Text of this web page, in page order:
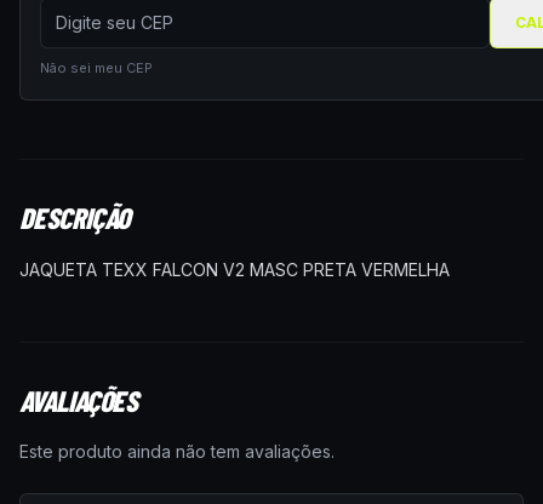
Não sei meu CEP
DESCRIÇÃO
JAQUETA TEXX FALCON V2 MASC PRETA VERMELHA
AVALIAÇÕES
Este produto ainda não tem avaliações.